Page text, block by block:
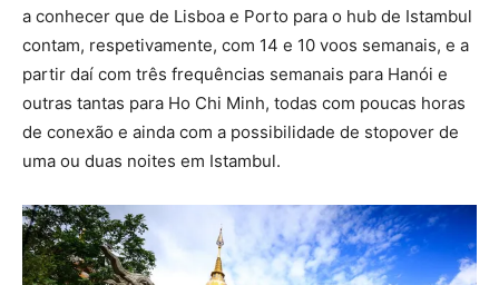
a conhecer que de Lisboa e Porto para o hub de Istambul
contam, respetivamente, com 14 e 10 voos semanais, e a
partir daí com três frequências semanais para Hanói e
outras tantas para Ho Chi Minh, todas com poucas horas
de conexão e ainda com a possibilidade de stopover de
uma ou duas noites em Istambul.